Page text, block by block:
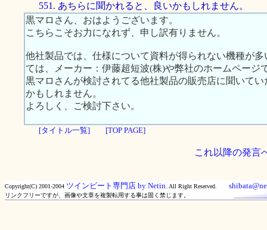
551. あちらに聞かれると、良いかもしれません。
黒マロさん、おはようございます。
こちらこそお力になれず、申し訳有りません。
他社製品では、仕様について資料が得られない機種が
ては、メーカー：伊藤超短波(株)や弊社のホームページ
黒マロさんが検討されてる他社製品の販売店に聞いて
かもしれません。
よろしく、ご検討下さい。
[タイトル一覧] [TOP PAGE]
これ以降の発言
Copyright(C) 2001-2004 ツインビート専門店 by Netin. All Right Reserved.
リンクフリーですが、画像や文章を複製転用する事は固く禁じます。